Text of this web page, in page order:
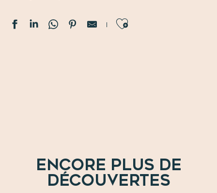
Ajouter
ENCORE PLUS DE
DÉCOUVERTES